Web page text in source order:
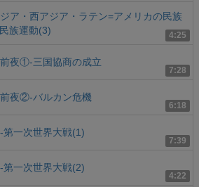
4:25
ア・西アジア・ラテン=アメリカの民族
族運動(3)
7:28
夜①-三国協商の成立
6:18
夜②-バルカン危機
7:39
一次世界大戦(1)
4:22
一次世界大戦(2)